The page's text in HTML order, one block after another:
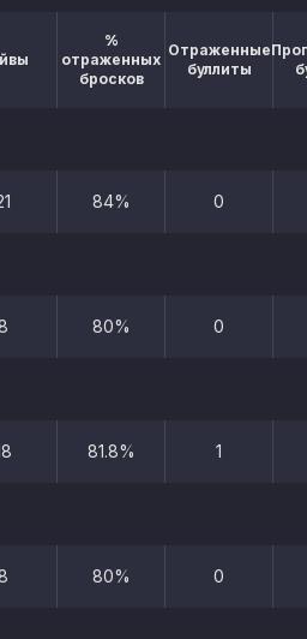
%
отраженных
бросков
Отраженные
буллиты
84% 0
80% 0
81.8% 1
80% 0